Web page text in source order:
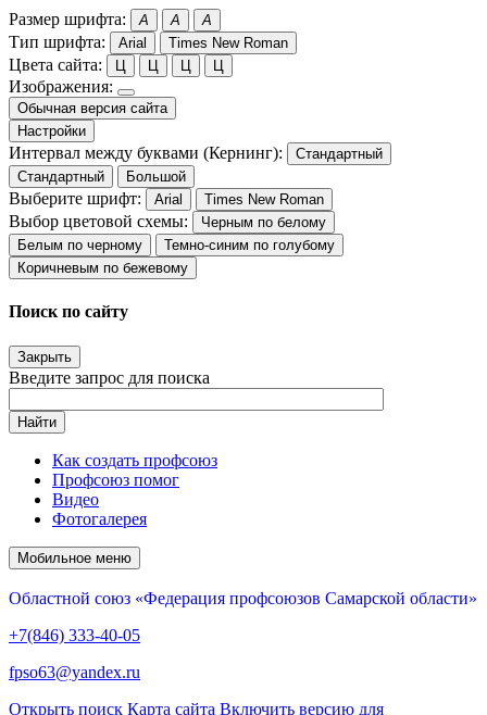
Размер шрифта: A A A
Тип шрифта: Arial Times New Roman
Цвета сайта: Ц Ц Ц Ц
Изображения:
Обычная версия сайта
Настройки
Интервал между буквами (Кернинг):
Стандартный
Стандартный
Большой
Выберите шрифт: Arial Times New Roman
Выбор цветовой схемы:
Черным по белому
Белым по черному
Темно-синим по голубому
Коричневым по бежевому
Поиск по сайту
Закрыть
Введите запрос для поиска
Найти
Как создать профсоюз
Профсоюз помог
Видео
Фотогалерея
Мобильное меню
Областной союз «Федерация профсоюзов Самарской области»
+7(846) 333-40-05
fpso63@yandex.ru
Открыть поиск Карта сайта Включить версию для